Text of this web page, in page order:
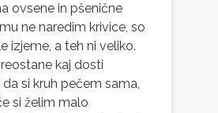
ovsene in pšenične
ne naredim krivice, so
izjeme, a teh ni veliko.
kaj dosti
si kruh pečem sama,
si želim malo